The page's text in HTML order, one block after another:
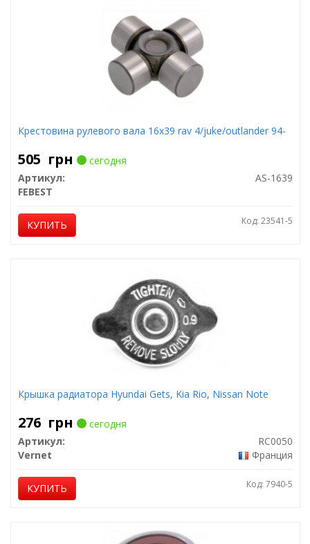
Крестовина рулевого вала 16x39 rav 4/juke/outlander 94-
505 грн
сегодня
Артикул:
AS-1639
FEBEST
КУПИТЬ Код: 23541-5
Крышка радиатора Hyundai Gets, Kia Rio, Nissan Note
276 грн
сегодня
Артикул:
RC0050
Vernet
Франция
КУПИТЬ Код: 7940-5